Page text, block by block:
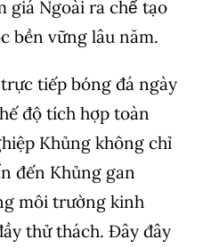
giá Ngoài ra chế tạo
bền vững lâu năm.
tiếp bóng đá ngày
độ tích hợp toàn
Khủng không chỉ
đến Khủng gan
môi trường kinh
thử thách. Đây đây